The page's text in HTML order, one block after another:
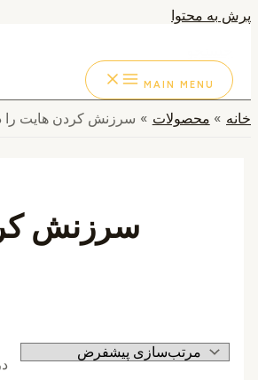
به محتوا
MAIN MENU
محصولات سرزنش کردن هایت را
سرزنش
در